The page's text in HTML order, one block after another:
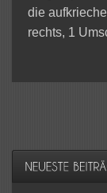
die
rechts, 1